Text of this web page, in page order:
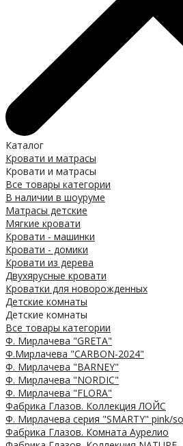
Каталог
Кровати и матрасы
Кровати и матрасы
Все товары категории
В наличии в шоуруме
Матрасы детские
Мягкие кровати
Кровати - машинки
Кровати - домики
Кровати из дерева
Двухярусные кровати
Кроватки для новорожденных
Детские комнаты
Детские комнаты
Все товары категории
Ф. Мирлачева "GRETA"
Ф.Мирлачева "CARBON-2024"
Ф. Мирлачева "BARNEY"
Ф. Мирлачева "NORDIC"
Ф. Мирлачева "FLORA"
Фабрика Глазов. Коллекция ЛОЙС
Ф. Мирлачева серия "SMARTY" pink/
Фабрика Глазов. Комната Аурелио